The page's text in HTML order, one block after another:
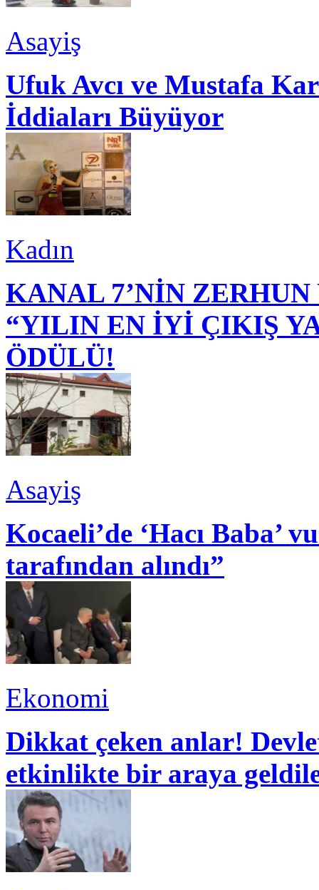
Asayiş
Ufuk Avcı ve Mustafa
İddiaları Büyüyor
Kadın
KANAL 7’NİN
“YILIN EN İYİ ÇIKIŞ
ÖDÜLÜ!
Asayiş
Kocaeli’de ‘Hacı Baba’
tarafından alındı”
Ekonomi
Dikkat çeken anlar!
etkinlikte bir araya